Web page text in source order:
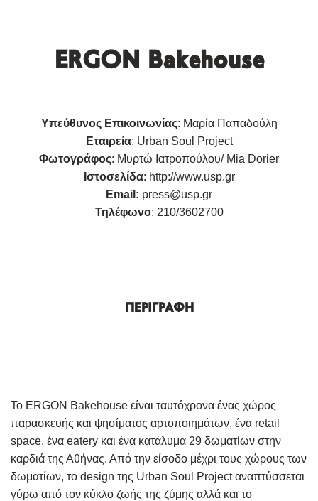
ERGON Bakehouse
Υπεύθυνος Επικοινωνίας: Μαρία Παπαδούλη
Εταιρεία: Urban Soul Project
Φωτογράφος: Μυρτώ Ιατροπούλου/ Mia Dorier
Ιστοσελίδα: http://www.usp.gr
Email: press@usp.gr
Τηλέφωνο: 210/3602700
ΠΕΡΙΓΡΑΦΗ
Το ERGON Bakehouse είναι ταυτόχρονα ένας χώρος
παρασκευής και ψησίματος αρτοποιημάτων, ένα retail
space, ένα eatery και ένα κατάλυμα 29 δωματίων στην
καρδιά της Αθήνας. Από την είσοδο μέχρι τους χώρους των
δωματίων, το design της Urban Soul Project αναπτύσσεται
γύρω από τον κύκλο ζωής της ζύμης αλλά και το